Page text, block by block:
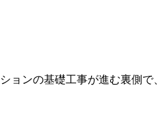
ョンの基礎工事が進む裏側で